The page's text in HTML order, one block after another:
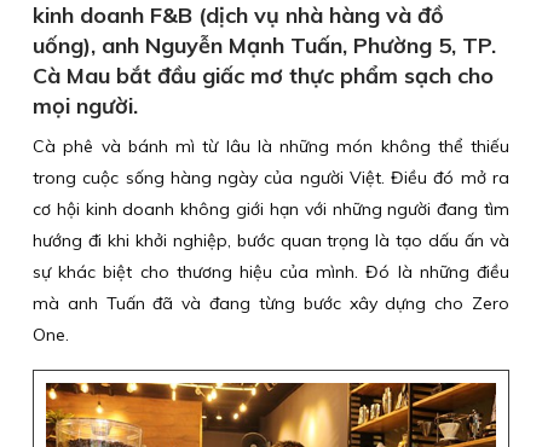
kinh doanh F&B (dịch vụ nhà hàng và đồ
uống), anh Nguyễn Mạnh Tuấn, Phường 5, TP.
Cà Mau bắt đầu giấc mơ thực phẩm sạch cho
mọi người.
Cà phê và bánh mì từ lâu là những món không thể thiếu
trong cuộc sống hàng ngày của người Việt. Điều đó mở ra
cơ hội kinh doanh không giới hạn với những người đang tìm
hướng đi khi khởi nghiệp, bước quan trọng là tạo dấu ấn và
sự khác biệt cho thương hiệu của mình. Đó là những điều
mà anh Tuấn đã và đang từng bước xây dựng cho Zero
One.